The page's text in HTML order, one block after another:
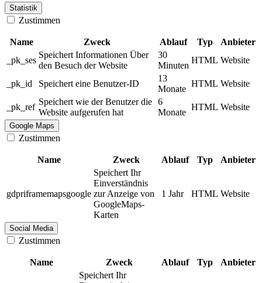
Statistik
Zustimmen
Name Zweck Ablauf Typ
Anbieter
_pk_ses
Speichert Informationen Über
den Besuch der Website
30
Minuten
HTML Website
_pk_id Speichert eine Benutzer-ID
13
Monate
HTML Website
_pk_ref
Speichert wie der Benutzer die
Website aufgerufen hat
6
Monate
HTML Website
Google Maps
Zustimmen
Name Zweck Ablauf Typ Anbieter
gdpriframemapsgoogle
Speichert Ihr
Einverständnis
zur Anzeige von
GoogleMaps-
Karten
1 Jahr HTML Website
Social Media
Zustimmen
Name Zweck Ablauf Typ
Anbieter
Speichert Ihr